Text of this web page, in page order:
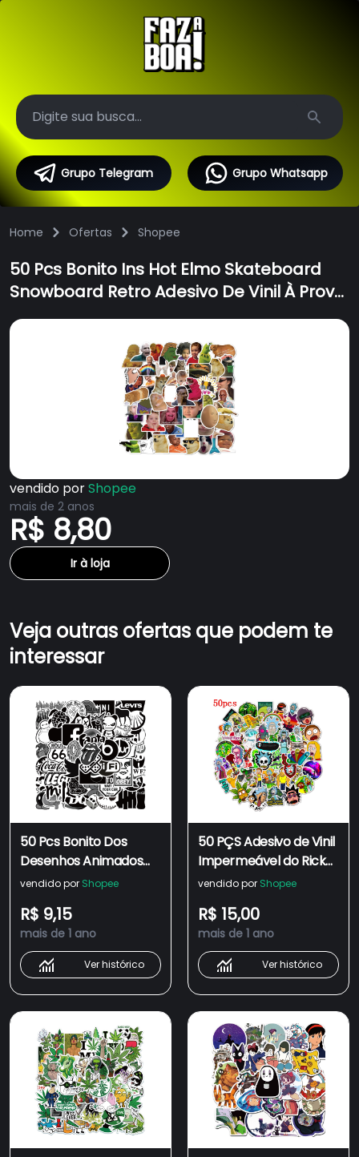
Search
Grupo Telegram Grupo Whatsapp
Home Ofertas Shopee
50 Pcs Bonito Ins Hot Elmo Skateboard
Snowboard Retro Adesivo De Vinil À Prova
D 'Água Etiqueta Dos Desenhos
Animados Notebook Graffiti Adesivo
vendido porShopee
mais de 2 anos
R$ 8,80
Ir à loja
Veja outras ofertas que podem te
interessar
50 Pcs Bonito Dos
Desenhos Animados
Preto Mundos Da Moda
Skate Snowboard
Retro Graffiti Vinil
Notebook
vendido por Shopee
R$ 9,15
mais de 1 ano
Ver histórico
50 PÇS Adesivo de Vinil
Impermeável do Rick
Retrô para
Snowboard / Grafite /
Notebook
vendido por Shopee
R$ 15,00
mais de 1 ano
Ver histórico